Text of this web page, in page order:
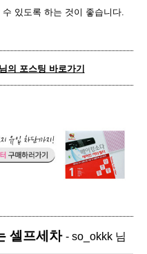
있도록 하는 것이 좋습니다.
의 포스팅 바로가기
셀프세차 - so_okkk 님